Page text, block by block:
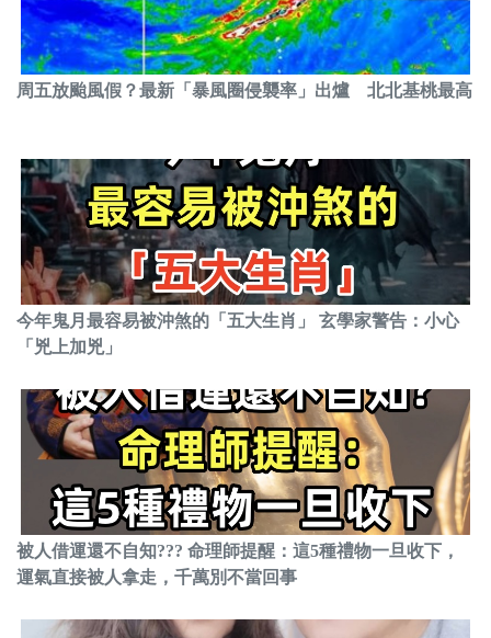
周五放颱風假？最新「暴風圈侵襲率」出爐 北北基桃最高
今年鬼月最容易被沖煞的「五大生肖」 玄學家警告：小心
「兇上加兇」
被人借運還不自知??? 命理師提醒：這5種禮物一旦收下，
運氣直接被人拿走，千萬別不當回事